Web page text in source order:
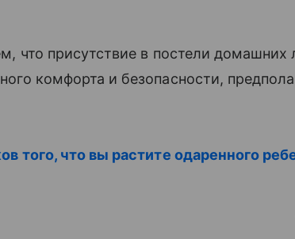
что присутствие в постели
комфорта и безопасности,
того, что вы растите одаренного